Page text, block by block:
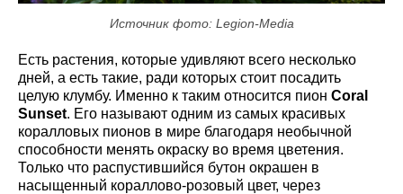
Источник фото: Legion-Media
Есть растения, которые удивляют всего несколько
дней, а есть такие, ради которых стоит посадить
целую клумбу. Именно к таким относится пион Coral
Sunset. Его называют одним из самых красивых
коралловых пионов в мире благодаря необычной
способности менять окраску во время цветения.
Только что распустившийся бутон окрашен в
насыщенный кораллово-розовый цвет, через